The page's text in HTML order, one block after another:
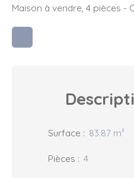
Maison à vendre, 4 pièces -
Surface : 83.87 m²
Pièces : 4